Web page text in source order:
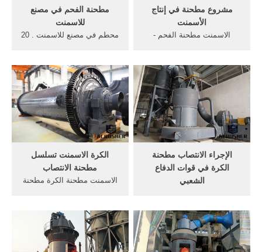
مطحنة الفحم في مصنع
للاسمنت
محطم في مصنع للاسمنت . 20
طحن مطحنة لوحة الخام في
مصنع للاسمنت. ... سعر ميني
مصنع للاسمنت في سعر الفك
محطم لوحة تتحرك في الهند; .
أعرف أكثر
مشروع مطحنة في إنتاج
الأسمنت
الاسمنت مطحنة الفحم -
خطوط إنتاج الأسمنت، معدات
الطحن ... من عمل الرسوم
المتحركة من مطحنة الفحم في
مصنع للاسمنت ... ما هو دور
مطحنة الفحم في ...
الكرة الاسمنت تسلسل
مطحنة الانتصاب
الاسمنت مطحنة الكرة مطحنة
مطحنة الخام في مصنع
الأسمنت. بطانات مصنع
للاسمنت في مطحنة الكرة.
الإجراء الانتصاب مطحنة
الكرة في قوات الدفاع
الشعبي
نرحب ترحيبا حارا بكم في
الاتصال بنا من خلال الخطوط
الساخنة وطرق الاتصال الفوري